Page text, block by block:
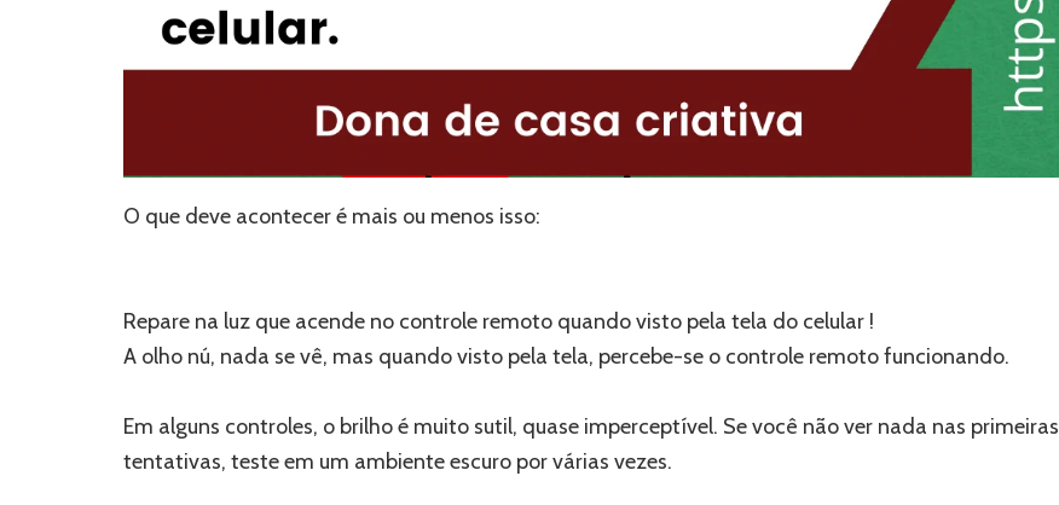
O que deve acontecer é mais ou menos isso:
Repare na luz que acende no controle remoto quando visto pela tela do celular !
A olho nú, nada se vê, mas quando visto pela tela, percebe-se o controle remoto funcionando.
Em alguns controles, o brilho é muito sutil, quase imperceptível. Se você não ver nada nas primeiras
tentativas, teste em um ambiente escuro por várias vezes.